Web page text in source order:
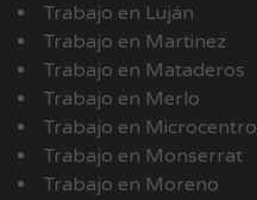
Trabajo en Luján
Trabajo en Martinez
Trabajo en Mataderos
Trabajo en Merlo
Trabajo en Microcentro
Trabajo en Monserrat
Trabajo en Moreno